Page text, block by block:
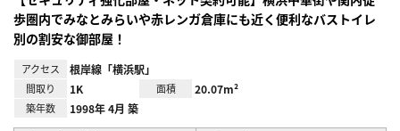
歩圏内でみなとみらいや赤レンガ倉庫にも近く便利なバストイレ
別の割安な御部屋！
アクセス 根岸線「横浜駅」
間取り 1K 面積 20.07m²
築年数 1998年 4月 築